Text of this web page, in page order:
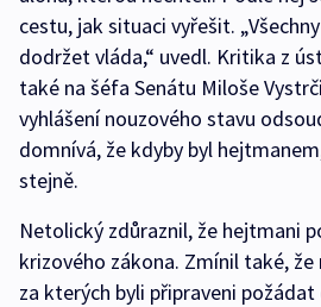
cestu, jak situaci vyřešit.
dodržet vláda,“ uvedl. Kritika z
také na šéfa Senátu Miloše
vyhlášení nouzového stavu
domnívá, že kdyby byl
stejně.
Netolický zdůraznil, že hejtmani
krizového zákona. Zmínil také,
za kterých byli připraveni požádat